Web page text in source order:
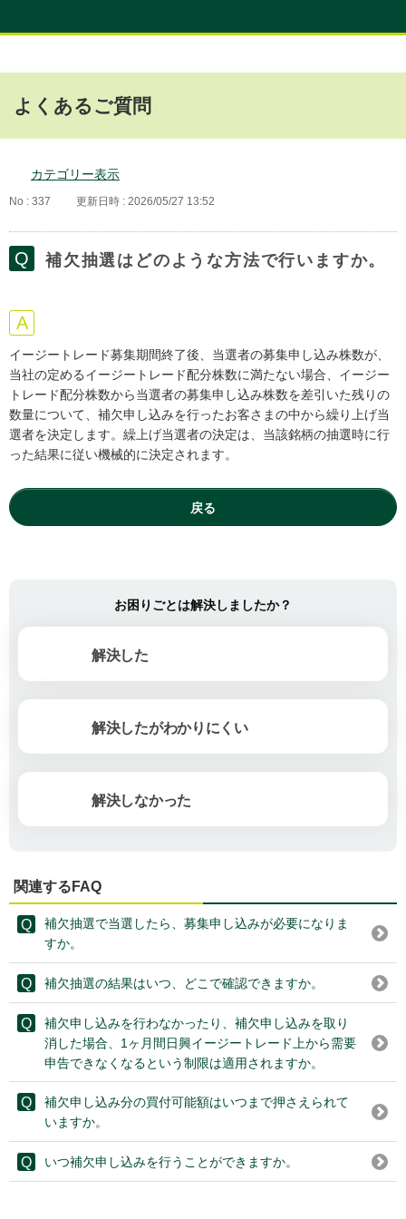
よくあるご質問
カテゴリー表示
No : 337 更新日時 : 2026/05/27 13:52
補欠抽選はどのような方法で行いますか。
イージートレード募集期間終了後、当選者の募集申し込み株数が、
当社の定めるイージートレード配分株数に満たない場合、イージー
トレード配分株数から当選者の募集申し込み株数を差引いた残りの
数量について、補欠申し込みを行ったお客さまの中から繰り上げ当
選者を決定します。繰上げ当選者の決定は、当該銘柄の抽選時に行
った結果に従い機械的に決定されます。
戻る
お困りごとは解決しましたか？
解決した
解決したがわかりにくい
解決しなかった
関連するFAQ
補欠抽選で当選したら、募集申し込みが必要になりま
すか。
補欠抽選の結果はいつ、どこで確認できますか。
補欠申し込みを行わなかったり、補欠申し込みを取り
消した場合、1ヶ月間日興イージートレード上から需要
申告できなくなるという制限は適用されますか。
補欠申し込み分の買付可能額はいつまで押さえられて
いますか。
いつ補欠申し込みを行うことができますか。